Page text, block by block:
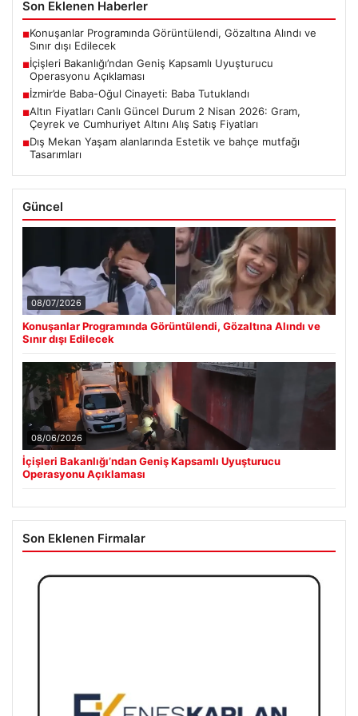
Son Eklenen Haberler
■Konuşanlar Programında Görüntülendi, Gözaltına Alındı ve
Sınır dışı Edilecek
■İçişleri Bakanlığı’ndan Geniş Kapsamlı Uyuşturucu
Operasyonu Açıklaması
■İzmir’de Baba-Oğul Cinayeti: Baba Tutuklandı
■Altın Fiyatları Canlı Güncel Durum 2 Nisan 2026: Gram,
Çeyrek ve Cumhuriyet Altını Alış Satış Fiyatları
■Dış Mekan Yaşam alanlarında Estetik ve bahçe mutfağı
Tasarımları
Güncel
08/07/2026
Konuşanlar Programında Görüntülendi, Gözaltına Alındı ve
Sınır dışı Edilecek
08/06/2026
İçişleri Bakanlığı’ndan Geniş Kapsamlı Uyuşturucu
Operasyonu Açıklaması
Son Eklenen Firmalar